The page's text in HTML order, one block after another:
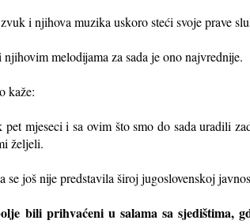
i njihova muzika uskoro steći svoje prave
melodijama za sada je ono najvrednije.
kaže:
mjeseci i sa ovim što smo do sada uradili
željeli.
još nije predstavila široj jugoslovenskoj
bili prihvaćeni u salama sa sjedištima,